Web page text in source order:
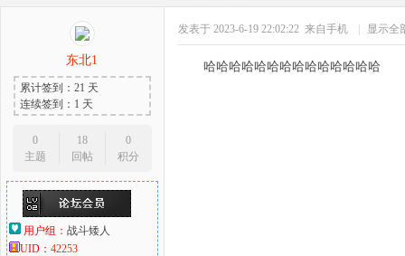
东北1
累计签到：21 天
连续签到：1 天
0
主题
18
回帖
0
积分
用户组： 战斗矮人
UID： 42253
发表于 2023-6-19 22:02:22 来自手机 显示全
哈哈哈哈哈哈哈哈哈哈哈哈哈哈